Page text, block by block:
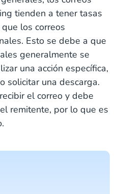
tienden a tener tasas
los correos
Esto se debe a que
generalmente se
una acción específica,
solicitar una descarga.
el correo y debe
remitente, por lo que es